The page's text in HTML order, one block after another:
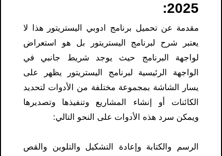
2025:
مقدمة عن تحميل برنامج ادوبي اليستريتور هذا لا
يعتبر شرح لبرنامج اليستريتور بل هو استعراض
لواجهة البرنامج حيث يوجد شريط جانبي في
الواجهة الرئيسية لبرنامج اليستريتور يظهر على
يسار الشاشة بمجموعة مختلفة من الأدوات لتحديد
الكائنات أو إنشاء المشاريع وتنفيذها وتصديرها
ويمكن سرد هذه الأدوات على النحو التالي:
الرسم والكتابة وإعادة التشكيل والتلوين والقص